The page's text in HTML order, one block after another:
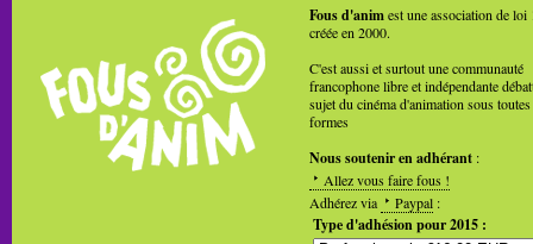
Fous d'animest une association de loi
créée en 2000.
C'est aussi et surtout une communauté
francophone libre et indépendante
sujet du cinéma d'animation sous toutes
formes
Nous soutenir en adhérant :
Allez vous faire fous !
Adhérez via
Paypal :
Type d'adhésion pour 2015 :